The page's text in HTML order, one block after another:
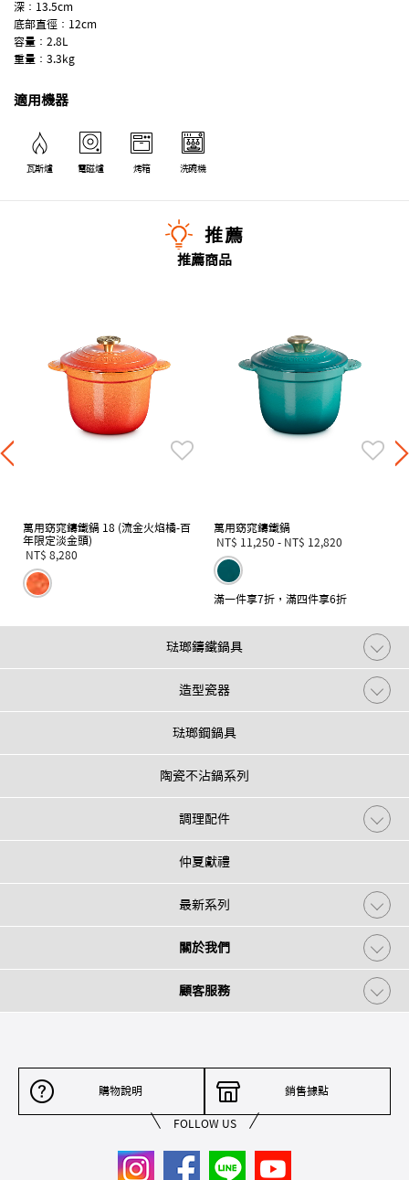
深：13.5cm
底部直徑：12cm
容量：2.8L
重量：3.3kg
適用機器
瓦斯爐 電磁爐 烤箱 洗碗機
推薦
推薦商品
萬用窈窕鑄鐵鍋 18 (流金火焰橘-百
年限定淡金頭)
NT$ 8,280
萬用窈窕鑄鐵鍋
NT$ 11,250 - NT$ 12,820
滿一件享7折，滿四件享6折
琺瑯鑄鐵鍋具
造型瓷器
琺瑯鋼鍋具
陶瓷不沾鍋系列
調理配件
仲夏獻禮
最新系列
關於我們
顧客服務
購物說明 銷售據點
FOLLOW US